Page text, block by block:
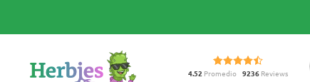
4.52 Promedio 9236 Reviews